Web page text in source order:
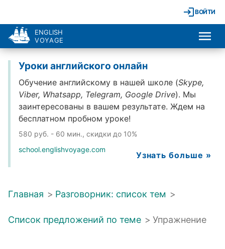
ВОЙТИ
ENGLISH
VOYAGE
Уроки английского онлайн
Обучение английскому в нашей школе (Skype,
Viber, Whatsapp, Telegram, Google Drive). Мы
заинтересованы в вашем результате. Ждем на
бесплатном пробном уроке!
580 руб. - 60 мин., скидки до 10%
school.englishvoyage.com
Узнать больше »
Главная > Разговорник: список тем >
Список предложений по теме > Упражнение